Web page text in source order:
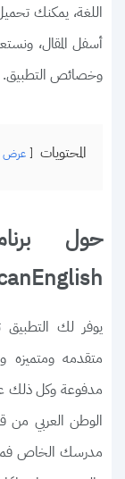
أسفل المقال،
وخصائص التطبيق.
المحتويات عرض
حول
يوفر لك التطبيق
متقدمه ومتميزه
مدفوعة وكل ذلك
الوطن العربي من
مدرسك الخاص فمعك